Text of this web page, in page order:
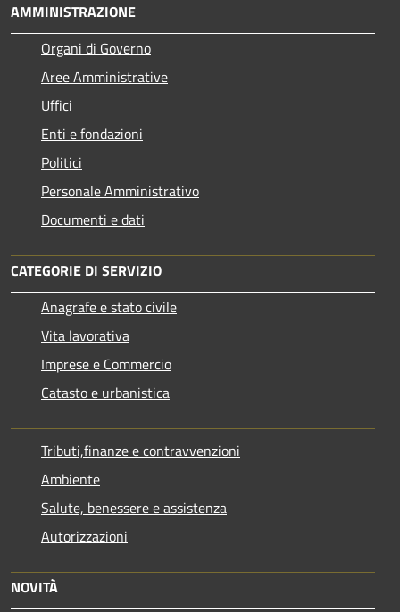
AMMINISTRAZIONE
Organi di Governo
Aree Amministrative
Uffici
Enti e fondazioni
Politici
Personale Amministrativo
Documenti e dati
CATEGORIE DI SERVIZIO
Anagrafe e stato civile
Vita lavorativa
Imprese e Commercio
Catasto e urbanistica
Tributi,finanze e contravvenzioni
Ambiente
Salute, benessere e assistenza
Autorizzazioni
NOVITÀ